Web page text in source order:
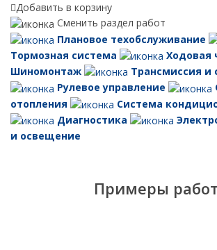
Добавить в корзину
Сменить раздел работ
Плановое техобслуживание
Тормозная система
Ходовая
Шиномонтаж
Трансмиссия и
Рулевое управление
отопления
Система
Диагностика
и освещение
Примеры работ